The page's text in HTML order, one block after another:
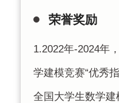
荣誉奖励
1.2022年-2024年
学建模竞赛“优秀
全国大学生数学建